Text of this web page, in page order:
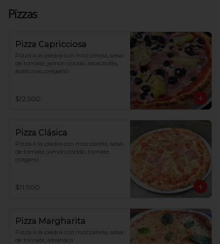
Pizzas
Pizza Capricciosa
Pizza a la piedra con mozzarella, salsa
de tomate, jamón cocido, alcachofas,
aceitunas, orégano
$12.500
Pizza Clásica
Pizza a la piedra con mozzarella, salsa
de tomate, jamón cocido, tomate,
orégano
$11.900
Pizza Margharita
Pizza a la piedra con mozzarella, salsa
de tomate, albahaca